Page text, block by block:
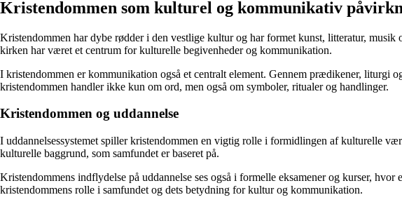
Kristendommen som kulturel og kommunikativ
Kristendommen har dybe rødder i den vestlige kultur og har formet kunst, litteratur,
kirken har været et centrum for kulturelle begivenheder og kommunikation.
I kristendommen er kommunikation også et centralt element. Gennem prædikener,
kristendommen handler ikke kun om ord, men også om symboler, ritualer og handlinger.
Kristendommen og uddannelse
I uddannelsessystemet spiller kristendommen en vigtig rolle i formidlingen af kulturelle
kulturelle baggrund, som samfundet er baseret på.
Kristendommens indflydelse på uddannelse ses også i formelle eksamener og kurser,
kristendommens rolle i samfundet og dets betydning for kultur og kommunikation.